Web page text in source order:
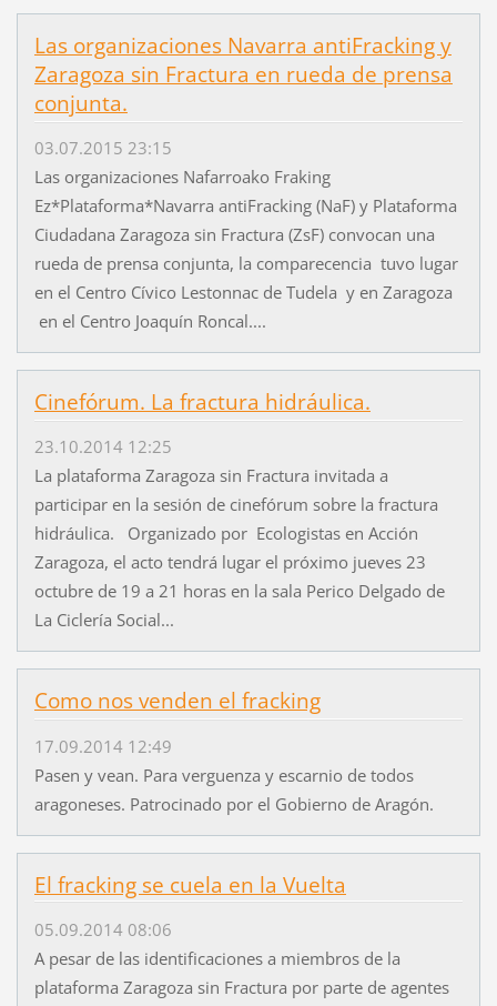
Las organizaciones Navarra antiFracking y
Zaragoza sin Fractura en rueda de prensa
conjunta.
03.07.2015 23:15
Las organizaciones Nafarroako Fraking
Ez*Plataforma*Navarra antiFracking (NaF) y Plataforma
Ciudadana Zaragoza sin Fractura (ZsF) convocan una
rueda de prensa conjunta, la comparecencia tuvo lugar
en el Centro Cívico Lestonnac de Tudela y en Zaragoza
en el Centro Joaquín Roncal....
Cinefórum. La fractura hidráulica.
23.10.2014 12:25
La plataforma Zaragoza sin Fractura invitada a
participar en la sesión de cinefórum sobre la fractura
hidráulica. Organizado por Ecologistas en Acción
Zaragoza, el acto tendrá lugar el próximo jueves 23
octubre de 19 a 21 horas en la sala Perico Delgado de
La Ciclería Social...
Como nos venden el fracking
17.09.2014 12:49
Pasen y vean. Para verguenza y escarnio de todos
aragoneses. Patrocinado por el Gobierno de Aragón.
El fracking se cuela en la Vuelta
05.09.2014 08:06
A pesar de las identificaciones a miembros de la
plataforma Zaragoza sin Fractura por parte de agentes